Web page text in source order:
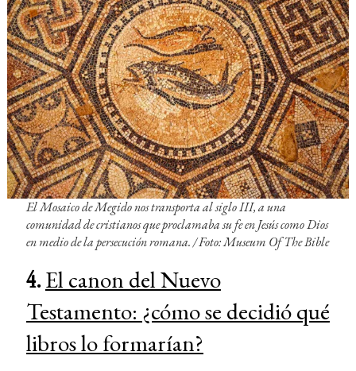
El Mosaico de Megido nos transporta al siglo III, a una
comunidad de cristianos que proclamaba su fe en Jesús como Dios
en medio de la persecución romana. / Foto: Museum Of The Bible
4.El canon del Nuevo
Testamento: ¿cómo se decidió qué
libros lo formarían?